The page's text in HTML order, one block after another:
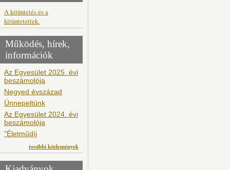
A kitüntetés és a
kitüntetettek.
Működés, hírek,
információk
Az Egyesület 2025. évi
beszámolója
Negyed évszázad
Ünnepeltünk
Az Egyesület 2024. évi
beszámolója
"Életműdíj
további közlemények